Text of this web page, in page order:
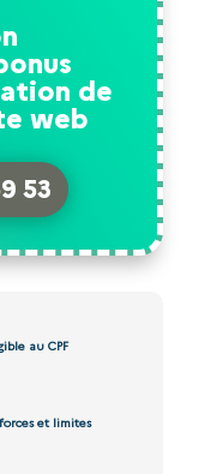
de
web
53
au CPF
et limites